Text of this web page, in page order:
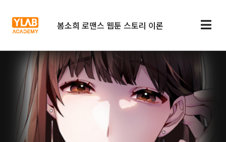
봄소희 로맨스 웹툰 스토리 이론